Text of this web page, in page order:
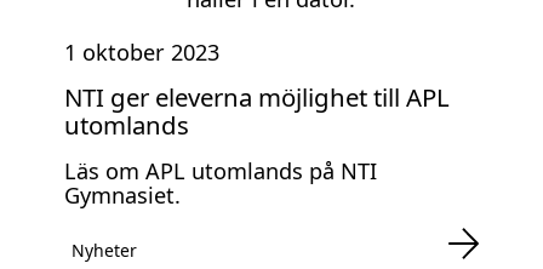
1 oktober 2023
NTI ger eleverna möjlighet till APL
utomlands
Läs om APL utomlands på NTI
Gymnasiet.
Nyheter